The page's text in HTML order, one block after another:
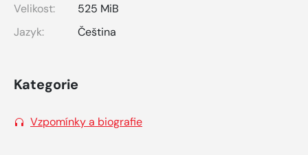
Velikost:
525 MiB
Jazyk:
Čeština
Kategorie
Vzpomínky a biografie